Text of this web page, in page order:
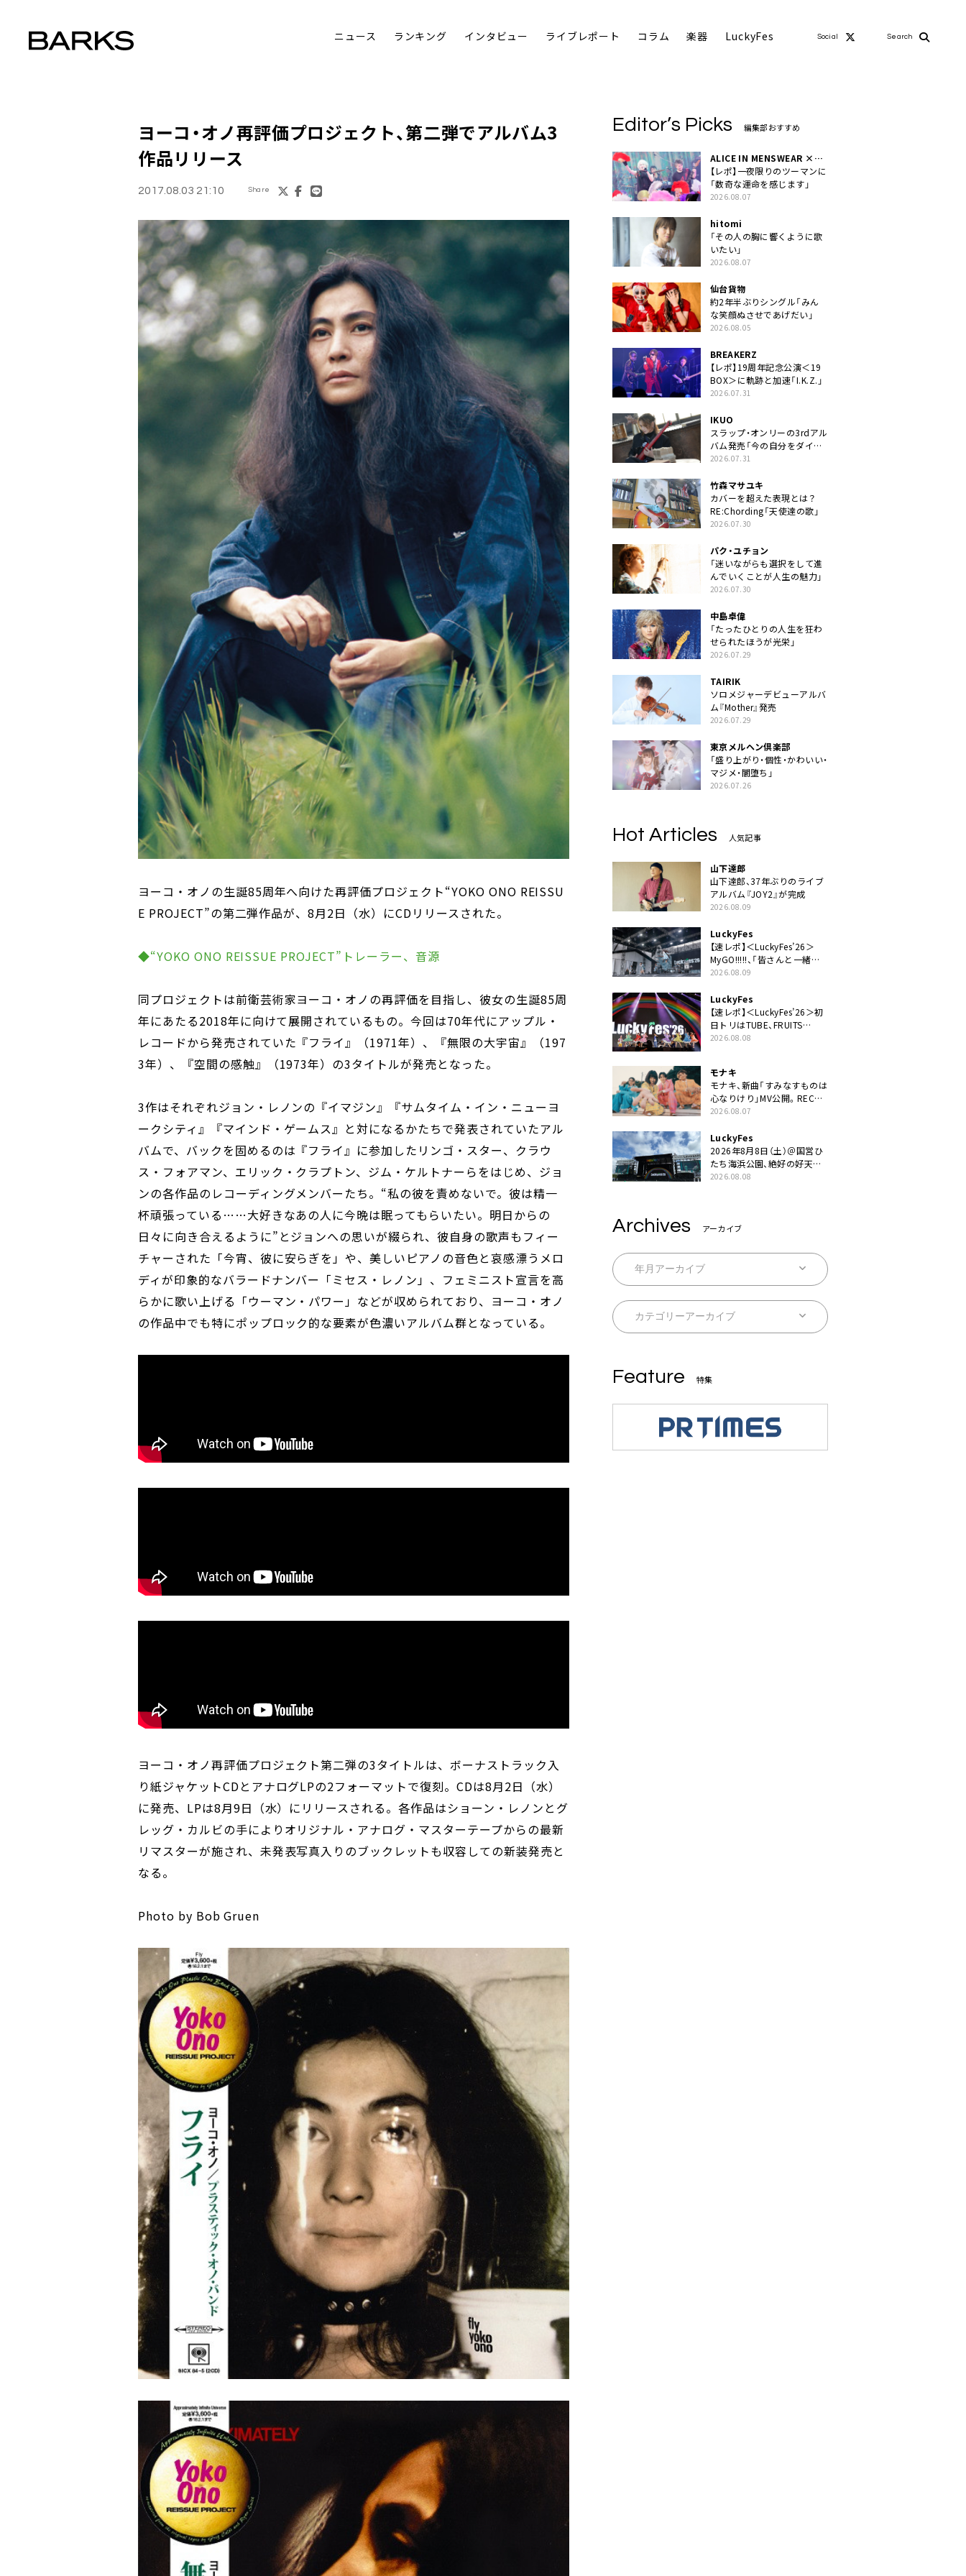
ニュース ランキング インタビュー ライブレポート コラム 楽器 LuckyFes Social Search
ヨーコ・オノ再評価プロジェクト、第二弾でアルバム3
作品リリース
2017.08.03 21:10 Share
ヨーコ・オノの生誕85周年へ向けた再評価プロジェクト“YOKO ONO REISSU
E PROJECT”の第二弾作品が、8月2日（水）にCDリリースされた。
◆“YOKO ONO REISSUE PROJECT”トレーラー、音源
同プロジェクトは前衛芸術家ヨーコ・オノの再評価を目指し、彼女の生誕85周
年にあたる2018年に向けて展開されているもの。今回は70年代にアップル・
レコードから発売されていた『フライ』（1971年）、『無限の大宇宙』（197
3年）、『空間の感触』（1973年）の3タイトルが発売となった。
3作はそれぞれジョン・レノンの『イマジン』『サムタイム・イン・ニューヨ
ークシティ』『マインド・ゲームス』と対になるかたちで発表されていたアル
バムで、バックを固めるのは『フライ』に参加したリンゴ・スター、クラウ
ス・フォアマン、エリック・クラプトン、ジム・ケルトナーらをはじめ、ジョ
ンの各作品のレコーディングメンバーたち。“私の彼を責めないで。彼は精一
杯頑張っている……大好きなあの人に今晩は眠ってもらいたい。明日からの
日々に向き合えるように”とジョンへの思いが綴られ、彼自身の歌声もフィー
チャーされた「今宵、彼に安らぎを」や、美しいピアノの音色と哀感漂うメロ
ディが印象的なバラードナンバー「ミセス・レノン」、フェミニスト宣言を高
らかに歌い上げる「ウーマン・パワー」などが収められており、ヨーコ・オノ
の作品中でも特にポップロック的な要素が色濃いアルバム群となっている。
ヨーコ・オノ再評価プロジェクト第二弾の3タイトルは、ボーナストラック入
り紙ジャケットCDとアナログLPの2フォーマットで復刻。CDは8月2日（水）
に発売、LPは8月9日（水）にリリースされる。各作品はショーン・レノンとグ
レッグ・カルビの手によりオリジナル・アナログ・マスターテープからの最新
リマスターが施され、未発表写真入りのブックレットも収容しての新装発売と
なる。
Photo by Bob Gruen
Editor’s Picks 編集部おすすめ
ALICE IN MENSWEAR ×
MASCHERA
【レポ】一夜限りのツーマンに
「数奇な運命を感じます」
2026.08.07
hitomi
「その人の胸に響くように歌
いたい」
2026.08.07
仙台貨物
約2年半ぶりシングル「みん
な笑顔ぬさせであげだい」
2026.08.05
BREAKERZ
【レポ】19周年記念公演＜19
BOX＞に軌跡と加速「I.K.Z.」
2026.07.31
IKUO
スラップ・オンリーの3rdアル
バム発売「今の自分をダイレ
クトに」
2026.07.31
竹森マサユキ
カバーを超えた表現とは？
RE:Chording「天使達の歌」
2026.07.30
パク・ユチョン
「迷いながらも選択をして進
んでいくことが人生の魅力」
2026.07.30
中島卓偉
「たったひとりの人生を狂わ
せられたほうが光栄」
2026.07.29
TAIRIK
ソロメジャーデビューアルバ
ム『Mother』発売
2026.07.29
東京メルヘン倶楽部
「盛り上がり・個性・かわいい・
マジメ・闇堕ち」
2026.07.26
Hot Articles 人気記事
山下達郎
山下達郎、37年ぶりのライブ
アルバム『JOY2』が完成
2026.08.09
LuckyFes
【速レポ】＜LuckyFes’26＞
MyGO!!!!!、「皆さんと一緒に
素敵な時間を過ごしていけた
2026.08.09
LuckyFes
【速レポ】＜LuckyFes’26＞初
日トリはTUBE、FRUITS
ZIPPERや綾小路翔、鬼龍院翔
うだい」
2026.08.08
モナキ
モナキ、新曲「すみなすものは
心なりけり」MV公開。RECの
ギターにEvery Little Thing・
2026.08.07
LuckyFes
2026年8月8日（土）＠国営ひ
たち海浜公園、絶好の好天の
中＜LuckyFes’26＞開幕
2026.08.08
Archives アーカイブ
Feature 特集